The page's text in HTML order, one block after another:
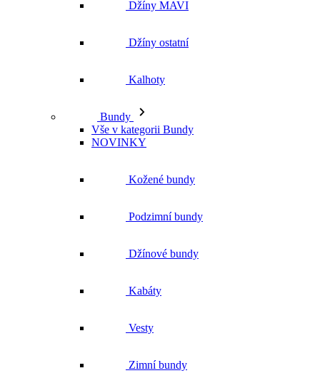
Džíny MAVI
Džíny ostatní
Kalhoty
Bundy
Vše v kategorii Bundy
NOVINKY
Kožené bundy
Podzimní bundy
Džínové bundy
Kabáty
Vesty
Zimní bundy